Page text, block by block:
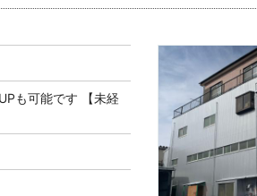
も可能です 【未経